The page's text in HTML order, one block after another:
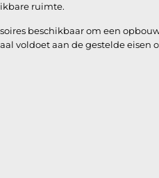
ruimte.
beschikbaar om een
voldoet aan de gestelde eisen